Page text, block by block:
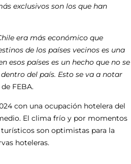
exclusivos son los que han
era más económico que
de los países vecinos es una
países es un hecho que no se
del país. Esto se va a notar
FEBA.
con una ocupación hotelera del
El clima frío y por momentos
son optimistas para la
hoteleras.